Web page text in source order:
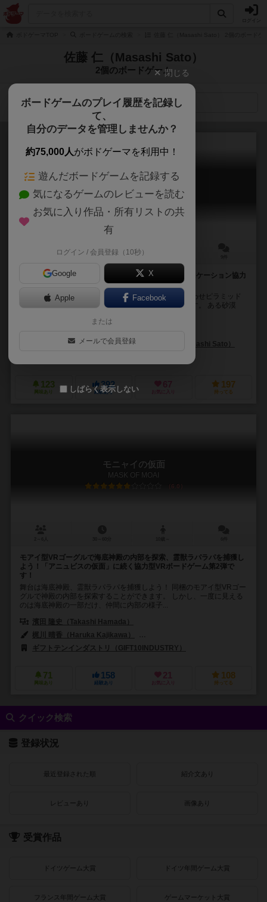
佐藤 仁（Masashi Sato）
2個のボードゲーム
検索メニュー
アニュビスの仮面
Mask of Anubis
30～60分
景色を伝えて地図を作り上げろ！ VRを使ったコミュニケーション協力
アニュビスの仮面は、仲間からもらった情報を組み合わせピラミッド
内の迷宮の地図を完成させ、王の間を目指すゲームです。 ある砂漠
梶川 晴香（Haruka Kajikawa）
佐藤 仁（Masashi Sato）
123
興味あり
392
経験あり
67
お気に入り
197
持ってる
モニャイの仮面
MASK OF MOAI
6.0
モアイ型VRゴーグルで海底神殿の内部を探索、霊獣ラパラパを捕獲し
よう！「アニュビスの仮面」に続く協力型VRボードゲーム第2弾で
す！
舞台は海底神殿、霊獣ラパラパを捕獲しよう！ 同梱のモアイ型VRゴー
グルで神殿の内部を探索することができます。 しかし、一度に見える
のは海底神殿の一部だけ、仲間に内部の様子...
濱田 隆史（Takashi Hamada）
梶川 晴香（Haruka Kajikawa）
ギフトテンインダストリ（GIFT10INDUSTRY）
71
興味あり
158
経験あり
21
お気に入り
108
持ってる
クイック検索
登録状況
最近登録された順 紹介文あり
レビューあり 画像あり
受賞作品
ドイツゲーム大賞 ドイツ年間ゲーム大賞
フランス年間ゲーム大賞 ゲームマーケット大賞
閉じる
ボードゲームのプレイ履歴を記録し
て、
自分のデータを管理しませんか？
約75,000人がボドゲーマを利用中！
遊んだボードゲームを記録する
気になるゲームのレビューを読む
お気に入り作品・所有リストの共
有
ログイン / 会員登録（10秒）
Google X
Apple Facebook
または
メールで会員登録
しばらく表示しない